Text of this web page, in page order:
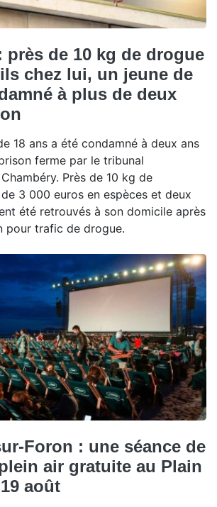
près de 10 kg de drogue
chez lui, un jeune de
à plus de deux
18 ans a été condamné à deux ans
ferme par le tribunal
Près de 10 kg de
3 000 euros en espèces et deux
été retrouvés à son domicile après
pour trafic de drogue.
Foron : une séance de
air gratuite au Plain
août